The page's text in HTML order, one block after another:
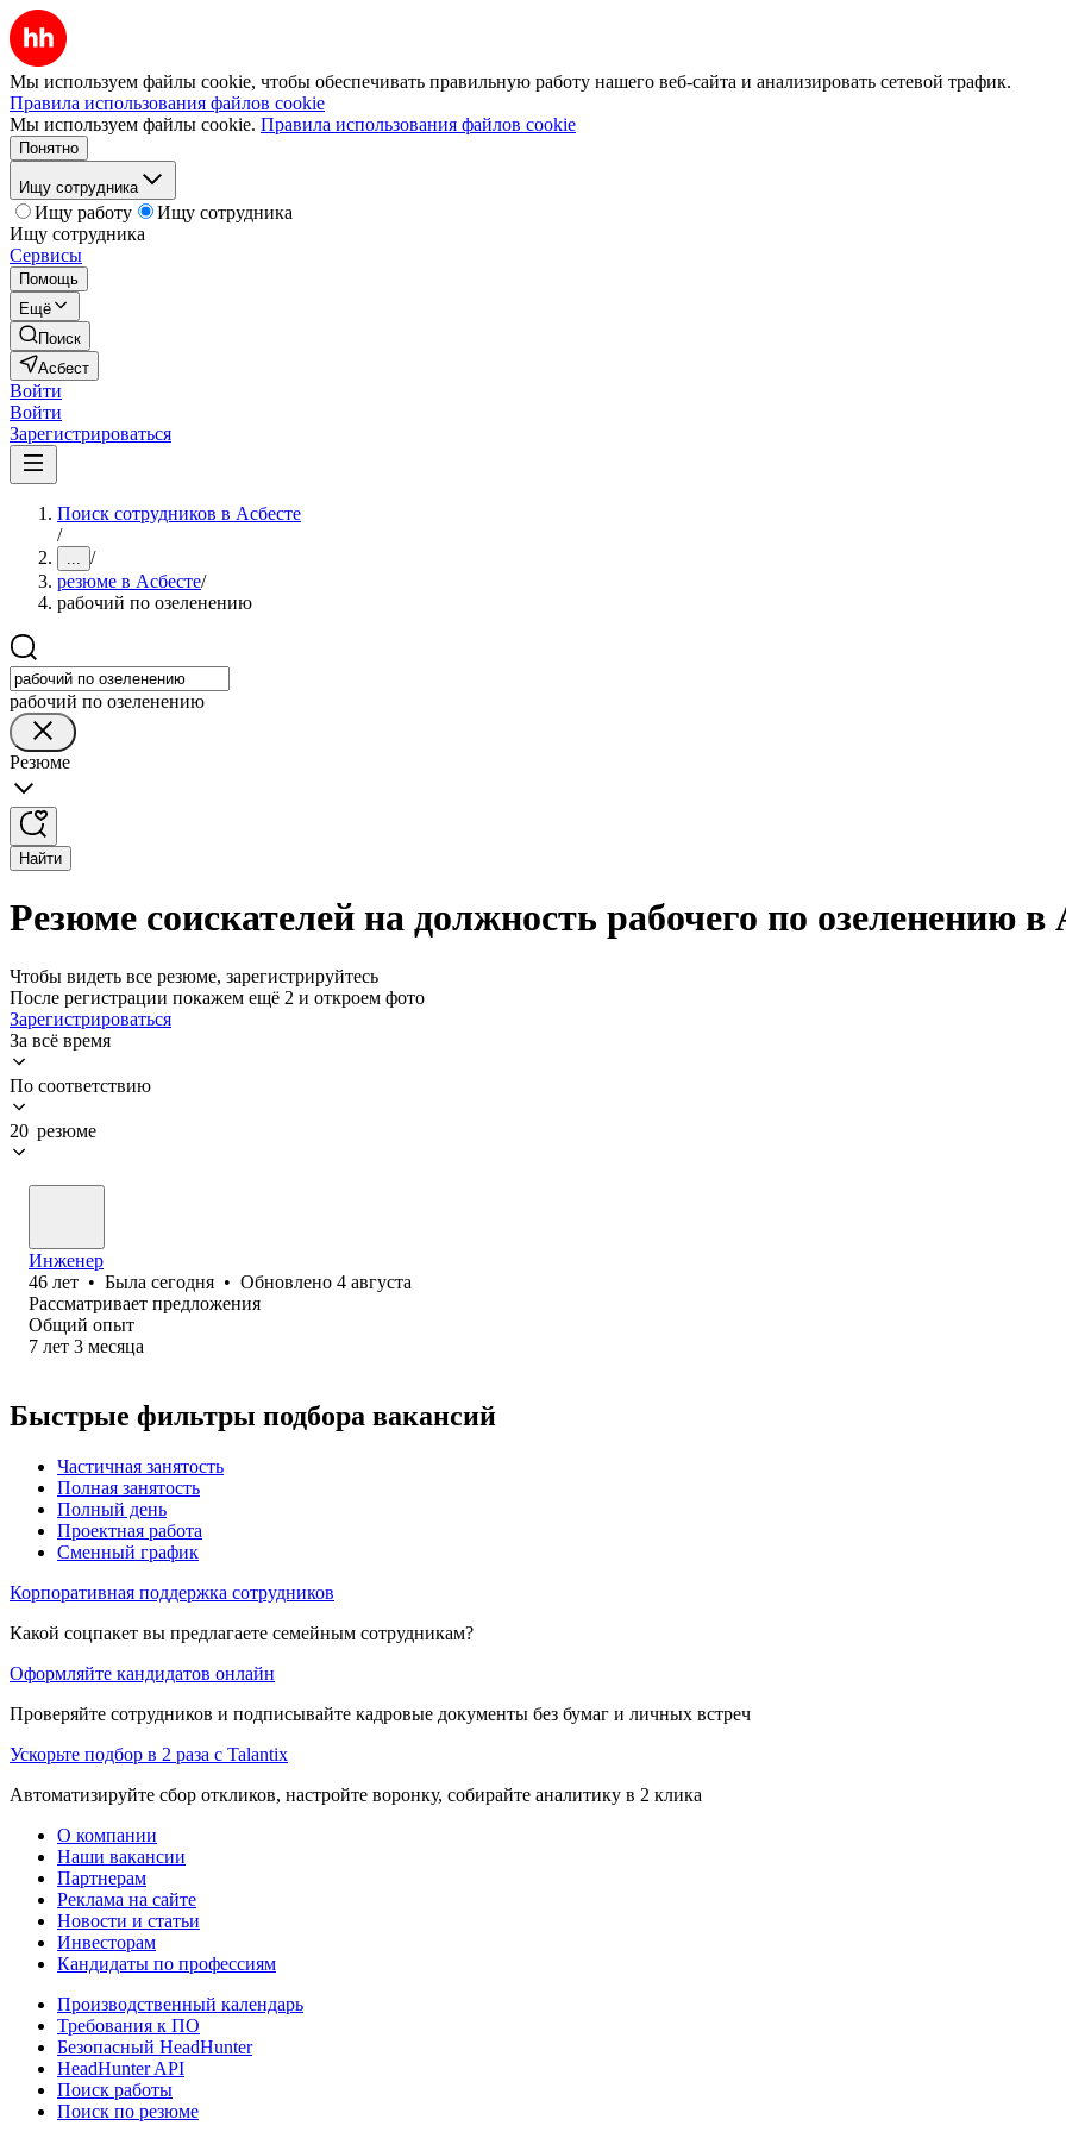
Мы используем файлы cookie, чтобы обеспечивать правильную работу нашего веб-сайта и анализировать сетевой трафик.
Правила использования файлов cookie
Мы используем файлы cookie. Правила использования файлов cookie
Понятно
Ищу сотрудника
Ищу работу
Ищу сотрудника
Ищу сотрудника
Сервисы
Помощь
Ещё
Поиск
Асбест
Войти
Войти
Зарегистрироваться
Поиск сотрудников в Асбесте
/
... /
резюме в Асбесте/
рабочий по озеленению
рабочий по озеленению
Резюме
Найти
Резюме соискателей на должность рабочего по озеленению в
Чтобы видеть все резюме, зарегистрируйтесь
После регистрации покажем ещё 2 и откроем фото
Зарегистрироваться
За всё время
По соответствию
20 резюме
Инженер
46 лет • Была сегодня • Обновлено 4 августа
Рассматривает предложения
Общий опыт
7 лет 3 месяца
Быстрые фильтры подбора вакансий
Частичная занятость
Полная занятость
Полный день
Проектная работа
Сменный график
Корпоративная поддержка сотрудников
Какой соцпакет вы предлагаете семейным сотрудникам?
Оформляйте кандидатов онлайн
Проверяйте сотрудников и подписывайте кадровые документы без бумаг и личных встреч
Ускорьте подбор в 2 раза с Talantix
Автоматизируйте сбор откликов, настройте воронку, собирайте аналитику в 2 клика
О компании
Наши вакансии
Партнерам
Реклама на сайте
Новости и статьи
Инвесторам
Кандидаты по профессиям
Производственный календарь
Требования к ПО
Безопасный HeadHunter
HeadHunter API
Поиск работы
Поиск по резюме